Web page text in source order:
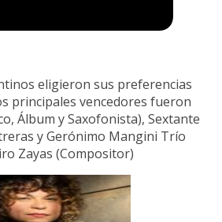
eligieron sus preferencias
principales vencedores fueron
Álbum y Saxofonista), Sextante
y Gerónimo Mangini Trío
Zayas (Compositor)